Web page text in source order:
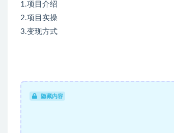
1.项目介绍
2.项目实操
3.变现方式
隐藏内容